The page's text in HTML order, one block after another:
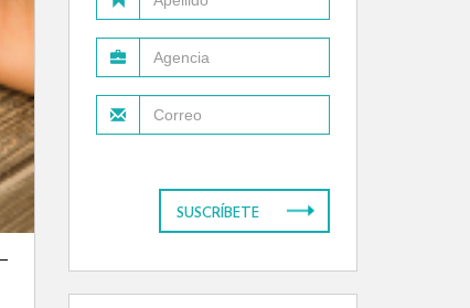
SUSCRÍBETE